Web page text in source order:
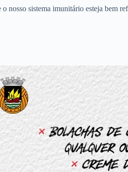
nosso sistema imunitário esteja bem